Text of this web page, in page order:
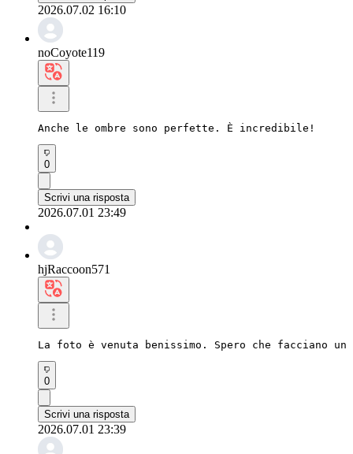
2026.07.02 16:10
noCoyote119
Anche le ombre sono perfette. È incredibile!
0
Scrivi una risposta
2026.07.01 23:49
hjRaccoon571
La foto è venuta benissimo. Spero che facciano
0
Scrivi una risposta
2026.07.01 23:39